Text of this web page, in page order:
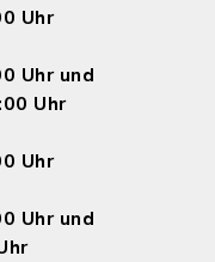
Uhr
Uhr und
Uhr
Uhr
Uhr und